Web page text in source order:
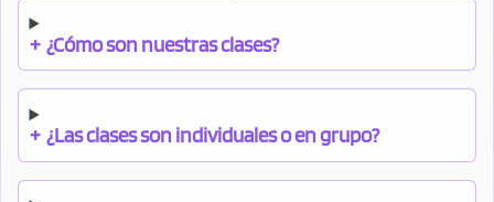
+ ¿Cómo son nuestras clases?
+ ¿Las clases son individuales o en grupo?